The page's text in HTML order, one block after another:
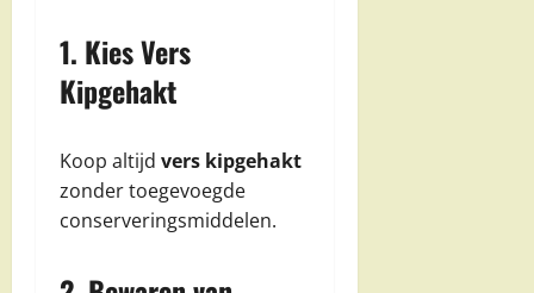
1. Kies Vers
Kipgehakt
Koop altijd vers kipgehakt
zonder toegevoegde
conserveringsmiddelen.